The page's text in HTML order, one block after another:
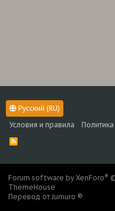
Русский (RU)
Условия и правила
R
S
Forum software by XenForo®
ThemeHouse
Перевод от Jumuro ®